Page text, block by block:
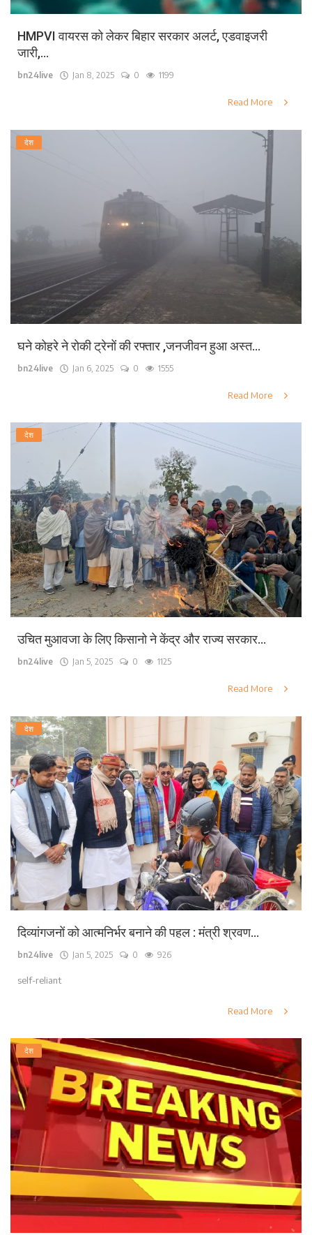
HMPVI वायरस को लेकर बिहार सरकार अलर्ट, एडवाइजरी
जारी,...
bn24live Jan 8, 2025 0 1199
Read More
देश
घने कोहरे ने रोकी ट्रेनों की रफ्तार ,जनजीवन हुआ अस्त...
bn24live Jan 6, 2025 0 1555
Read More
देश
उचित मुआवजा के लिए किसानो ने केंद्र और राज्य सरकार...
bn24live Jan 5, 2025 0 1125
Read More
देश
दिव्यांगजनों को आत्मनिर्भर बनाने की पहल : मंत्री श्रवण...
bn24live Jan 5, 2025 0 926
self-reliant
Read More
देश